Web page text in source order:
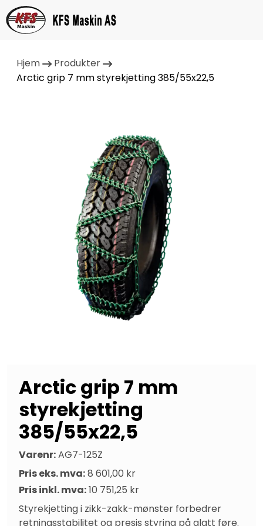
Hjem
Produkter
Arctic grip 7 mm styrekjetting 385/55x22,5
Arctic grip 7 mm
styrekjetting
385/55x22,5
Varenr:AG7-125Z
Pris eks. mva:8 601,00 kr
Pris inkl. mva:10 751,25 kr
Styrekjetting i zikk-zakk-mønster forbedrer
retningsstabilitet og presis styring på glatt føre.